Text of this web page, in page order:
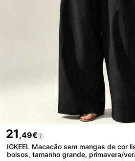
21 ,49€
IGKEEL Macacão sem mangas de cor
bolsos, tamanho grande, primavera/